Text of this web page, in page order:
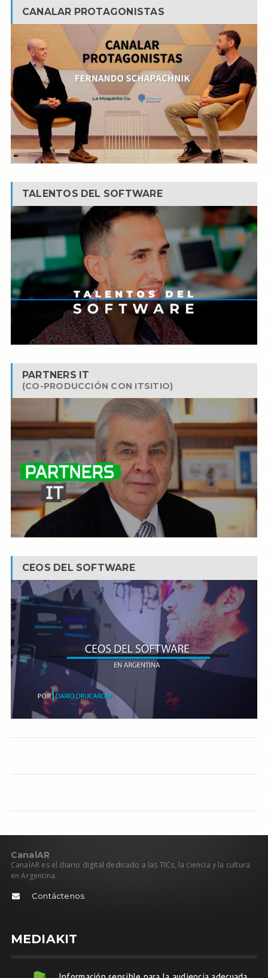
CANALAR PROTAGONISTAS
TALENTOS DEL SOFTWARE
PARTNERS IT
(CO-PRODUCCIÓN CON ITSITIO)
CEOS DEL SOFTWARE
CanalAR
CanalAR es el diario digital dedicado a las TICs, la ciencia y la cultura
en Argentina.
Contáctenos
MEDIAKIT